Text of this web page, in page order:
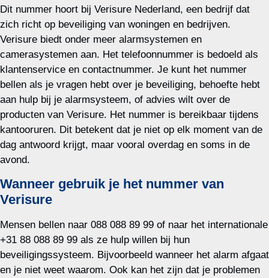
Dit nummer hoort bij Verisure Nederland, een bedrijf dat
zich richt op beveiliging van woningen en bedrijven.
Verisure biedt onder meer alarmsystemen en
camerasystemen aan. Het telefoonnummer is bedoeld als
klantenservice en contactnummer. Je kunt het nummer
bellen als je vragen hebt over je beveiliging, behoefte hebt
aan hulp bij je alarmsysteem, of advies wilt over de
producten van Verisure. Het nummer is bereikbaar tijdens
kantooruren. Dit betekent dat je niet op elk moment van de
dag antwoord krijgt, maar vooral overdag en soms in de
avond.
Wanneer gebruik je het nummer van
Verisure
Mensen bellen naar 088 088 89 99 of naar het internationale
+31 88 088 89 99 als ze hulp willen bij hun
beveiligingssysteem. Bijvoorbeeld wanneer het alarm afgaat
en je niet weet waarom. Ook kan het zijn dat je problemen